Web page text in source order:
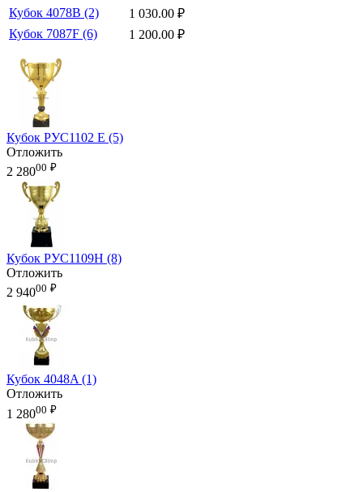
Кубок 4078B (2)
1 030.00 ₽
Кубок 7087F (6)
1 200.00 ₽
Кубок РУС1102 E (5)
Отложить
2 28000 ₽
Кубок РУС1109H (8)
Отложить
2 94000 ₽
Кубок 4048A (1)
Отложить
1 28000 ₽